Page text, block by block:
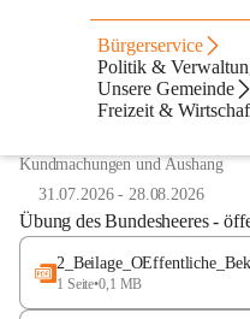
Bürgerservice
Politik &
Unsere Gemeinde
Freizeit &
Amtstafel
Anzeigeart
Kundmachungen und Aushang
31.07.2026-28.08.2026
Übung des Bundesheeres -
1 Seite•0,1 MB